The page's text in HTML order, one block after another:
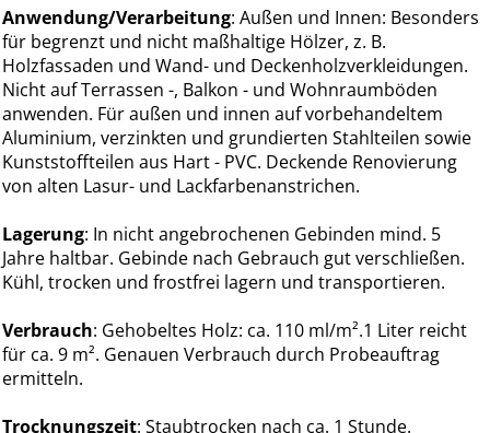
Anwendung/Verarbeitung: Außen und Innen: Besonders
für begrenzt und nicht maßhaltige Hölzer, z. B.
Holzfassaden und Wand- und Deckenholzverkleidungen.
Nicht auf Terrassen -, Balkon - und Wohnraumböden
anwenden. Für außen und innen auf vorbehandeltem
Aluminium, verzinkten und grundierten Stahlteilen sowie
Kunststoffteilen aus Hart - PVC. Deckende Renovierung
von alten Lasur- und Lackfarbenanstrichen.
Lagerung: In nicht angebrochenen Gebinden mind. 5
Jahre haltbar. Gebinde nach Gebrauch gut verschließen.
Kühl, trocken und frostfrei lagern und transportieren.
Verbrauch: Gehobeltes Holz: ca. 110 ml/m².1 Liter reicht
für ca. 9 m². Genauen Verbrauch durch Probeauftrag
ermitteln.
Trocknungszeit: Staubtrocken nach ca. 1 Stunde.